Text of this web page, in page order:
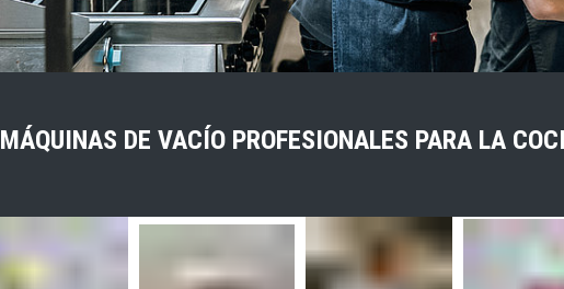
MÁQUINAS DE VACÍO PROFESIONALES PARA LA